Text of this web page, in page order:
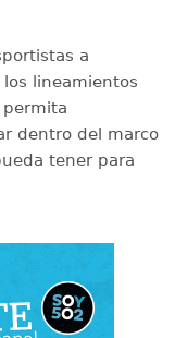
a
lineamientos
dentro del marco
tener para